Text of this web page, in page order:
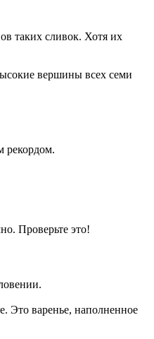
таких сливок. Хотя их
вершины всех семи
рекордом.
Проверьте это!
Это варенье, наполненное